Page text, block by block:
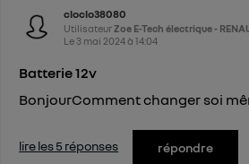
cloclo38080
UtilisateurZoe E-Tech électrique -
Le 3 mai 2024à14:04
Batterie 12v
BonjourComment changer soi
lire les 5 réponses répondre